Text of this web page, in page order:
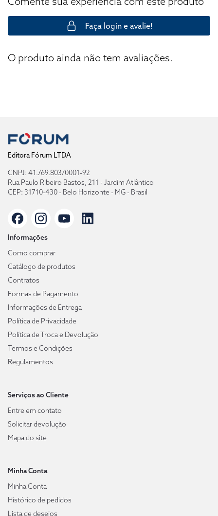
Faça login e avalie!
O produto ainda não tem avaliações.
Editora Fórum LTDA
CNPJ: 41.769.803/0001-92
Rua Paulo Ribeiro Bastos, 211 - Jardim Atlântico
CEP: 31710-430 - Belo Horizonte - MG - Brasil
Informações
Como comprar
Catálogo de produtos
Contratos
Formas de Pagamento
Informações de Entrega
Política de Privacidade
Política de Troca e Devolução
Termos e Condições
Regulamentos
Serviços ao Cliente
Entre em contato
Solicitar devolução
Mapa do site
Minha Conta
Minha Conta
Histórico de pedidos
Lista de desejos